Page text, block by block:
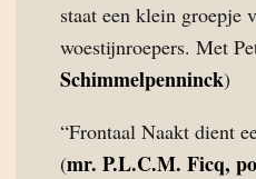
staat een klein groepje
woestijnroepers. Met
Schimmelpenninck)
“Frontaal Naakt dient
(mr. P.L.C.M. Ficq,